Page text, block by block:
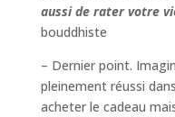
aussi de rater votre
bouddhiste
– Dernier point.
pleinement réussi
acheter le cadeau